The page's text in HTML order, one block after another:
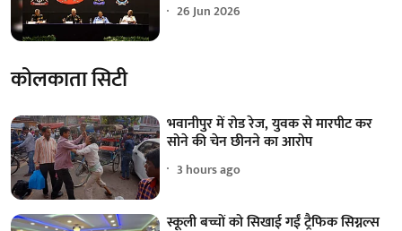
26 Jun 2026
कोलकाता सिटी
भवानीपुर में रोड रेज, युवक से मारपीट कर
सोने की चेन छीनने का आरोप
3 hours ago
स्कूली बच्चों को सिखाई गईं ट्रैफिक सिग्नल्स